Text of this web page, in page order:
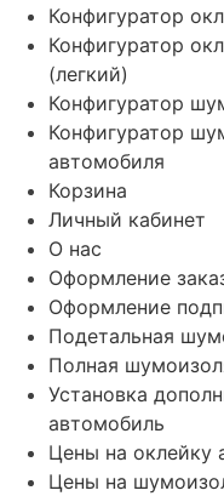
Конфигуратор
Конфигуратор
(легкий)
Конфигуратор
Конфигуратор
автомобиля
Корзина
Личный кабинет
О нас
Оформление
Оформление
Подетальная
Полная
Установка
автомобиль
Цены на оклейку
Цены на